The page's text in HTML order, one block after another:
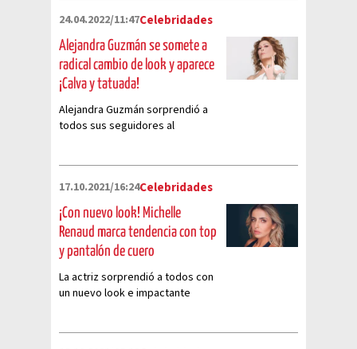
24.04.2022/11:47Celebridades
Alejandra Guzmán se somete a
radical cambio de look y aparece
¡Calva y tatuada!
Alejandra Guzmán sorprendió a
todos sus seguidores al
17.10.2021/16:24Celebridades
¡Con nuevo look! Michelle
Renaud marca tendencia con top
y pantalón de cuero
La actriz sorprendió a todos con
un nuevo look e impactante